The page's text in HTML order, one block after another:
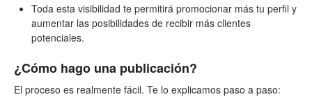
Toda esta visibilidad te permitirá promocionar más tu perfil y
aumentar las posibilidades de recibir más clientes
potenciales.
¿Cómo hago una publicación?
El proceso es realmente fácil. Te lo explicamos paso a paso: